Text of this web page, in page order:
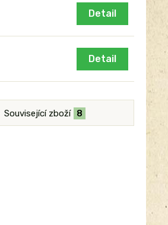
Detail
Detail
Související zboží 8